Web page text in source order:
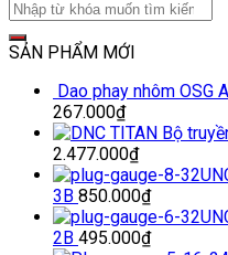
SẢN PHẨM MỚI
Dao phay nhôm OSG
267.000₫
Bộ
2.477.000₫
3B 850.000₫
2B 495.000₫